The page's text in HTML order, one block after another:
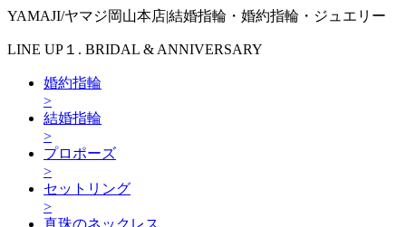
YAMAJI/ヤマジ岡山本店|結婚指輪・婚約指輪・ジュエリー
LINE UP１. BRIDAL & ANNIVERSARY
婚約指輪
>
結婚指輪
>
プロポーズ
>
セットリング
>
真珠のネックレス